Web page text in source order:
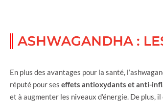
ASHWAGANDHA :
En plus des avantages pour la santé,
réputé pour ses effets antioxydants et anti-
et à augmenter les niveaux d’énergie. De plus,